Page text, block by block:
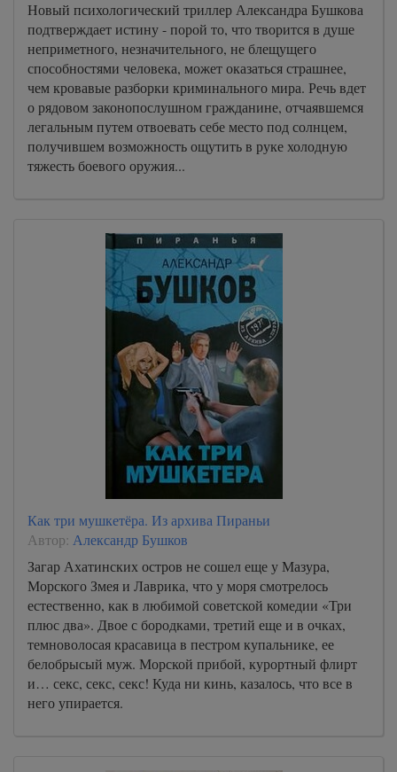
43
45
46
47
48
Новый психологический триллер Александра Бушкова
подтверждает истину - порой то, что творится в душе
неприметного, незначительного, не блещущего
способностями человека, может оказаться страшнее,
чем кровавые разборки криминального мира. Речь вдет
о рядовом законопослушном гражданине, отчаявшемся
легальным путем отвоевать себе место под солнцем,
получившем возможность ощутить в руке холодную
тяжесть боевого оружия...
Как три мушкетёра. Из архива Пираньи
Автор: Александр Бушков
Загар Ахатинских остров не сошел еще у Мазура,
Морского Змея и Лаврика, что у моря смотрелось
естественно, как в любимой советской комедии «Три
плюс два». Двое с бородками, третий еще и в очках,
темноволосая красавица в пестром купальнике, ее
белобрысый муж. Морской прибой, курортный флирт
и… секс, секс, секс! Куда ни кинь, казалось, что все в
него упирается.